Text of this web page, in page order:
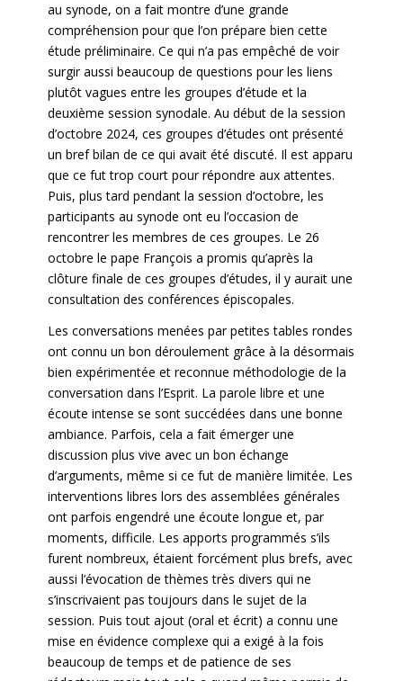
au synode, on a fait montre d’une grande
compréhension pour que l’on prépare bien cette
étude préliminaire. Ce qui n’a pas empêché de voir
surgir aussi beaucoup de questions pour les liens
plutôt vagues entre les groupes d’étude et la
deuxième session synodale. Au début de la session
d’octobre 2024, ces groupes d’études ont présenté
un bref bilan de ce qui avait été discuté. Il est apparu
que ce fut trop court pour répondre aux attentes.
Puis, plus tard pendant la session d’octobre, les
participants au synode ont eu l’occasion de
rencontrer les membres de ces groupes. Le 26
octobre le pape François a promis qu’après la
clôture finale de ces groupes d’études, il y aurait une
consultation des conférences épiscopales.
Les conversations menées par petites tables rondes
ont connu un bon déroulement grâce à la désormais
bien expérimentée et reconnue méthodologie de la
conversation dans l’Esprit. La parole libre et une
écoute intense se sont succédées dans une bonne
ambiance. Parfois, cela a fait émerger une
discussion plus vive avec un bon échange
d’arguments, même si ce fut de manière limitée. Les
interventions libres lors des assemblées générales
ont parfois engendré une écoute longue et, par
moments, difficile. Les apports programmés s’ils
furent nombreux, étaient forcément plus brefs, avec
aussi l’évocation de thèmes très divers qui ne
s’inscrivaient pas toujours dans le sujet de la
session. Puis tout ajout (oral et écrit) a connu une
mise en évidence complexe qui a exigé à la fois
beaucoup de temps et de patience de ses